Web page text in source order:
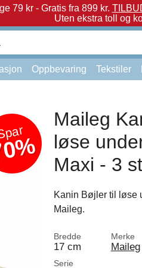
79 kr - Gratis fra 899 kr.
Uten ekstra toll og
Oppbevaring Tekstiler
Maileg
løse
Maxi - 3
Kanin Bøjler til løse
Maileg.
Bredde
17 cm
Merke
Maileg
Serie